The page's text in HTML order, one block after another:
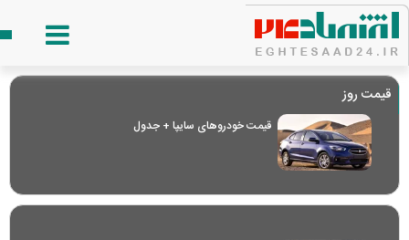
قیمت روز
قیمت خودرو‌های سایپا + جدول